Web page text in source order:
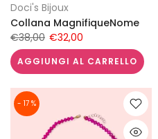
Doci's Bijoux
Collana MagnifiqueNome
€38,00 €32,00
AGGIUNGI AL CARRELLO
- 17 %